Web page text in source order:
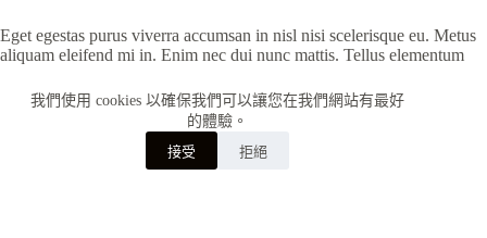
我們使用 cookies 以確保我們可以讓您在我們網站有最好
的體驗。
接受 拒絕
Eget egestas purus viverra accumsan in nisl nisi scelerisque eu. Metus
aliquam eleifend mi in. Enim nec dui nunc mattis. Tellus elementum